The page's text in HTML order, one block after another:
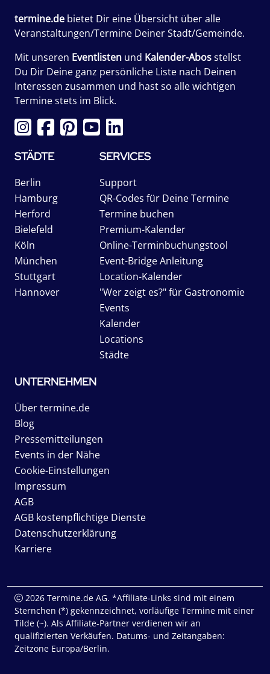
termine.de bietet Dir eine Übersicht über alle
Veranstaltungen/Termine Deiner Stadt/Gemeinde.
Mit unseren Eventlisten und Kalender-Abosstellst
Du Dir Deine ganz persönliche Liste nach Deinen
Interessen zusammen und hast so alle wichtigen
Termine stets im Blick.
STÄDTE
Berlin
Hamburg
Herford
Bielefeld
Köln
München
Stuttgart
Hannover
SERVICES
Support
QR-Codes für Deine Termine
Termine buchen
Premium-Kalender
Online-Terminbuchungstool
Event-Bridge Anleitung
Location-Kalender
"Wer zeigt es?" für Gastronomie
Events
Kalender
Locations
Städte
UNTERNEHMEN
Über termine.de
Blog
Pressemitteilungen
Events in der Nähe
Cookie-Einstellungen
Impressum
AGB
AGB kostenpflichtige Dienste
Datenschutzerklärung
Karriere
2026 Termine.de AG. *Affiliate-Links sind mit einem
Sternchen (*) gekennzeichnet, vorläufige Termine mit einer
Tilde (~). Als Affiliate-Partner verdienen wir an
qualifizierten Verkäufen. Datums- und Zeitangaben:
Zeitzone Europa/Berlin.